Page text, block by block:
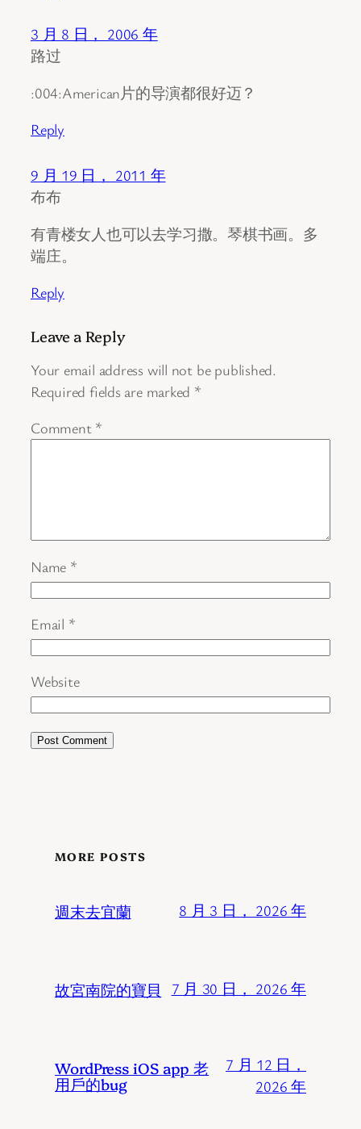
3 月 8 日， 2006 年
路过
:004:American片的导演都很好迈？
Reply
9 月 19 日， 2011 年
布布
有青楼女人也可以去学习撒。琴棋书画。多
端庄。
Reply
Leave a Reply
Your email address will not be published.
Required fields are marked *
Comment *
Name *
Email *
Website
MORE POSTS
週末去宜蘭 8 月 3 日， 2026 年
故宮南院的寶貝 7 月 30 日， 2026 年
WordPress iOS app 老
用戶的bug
7 月 12 日，
2026 年